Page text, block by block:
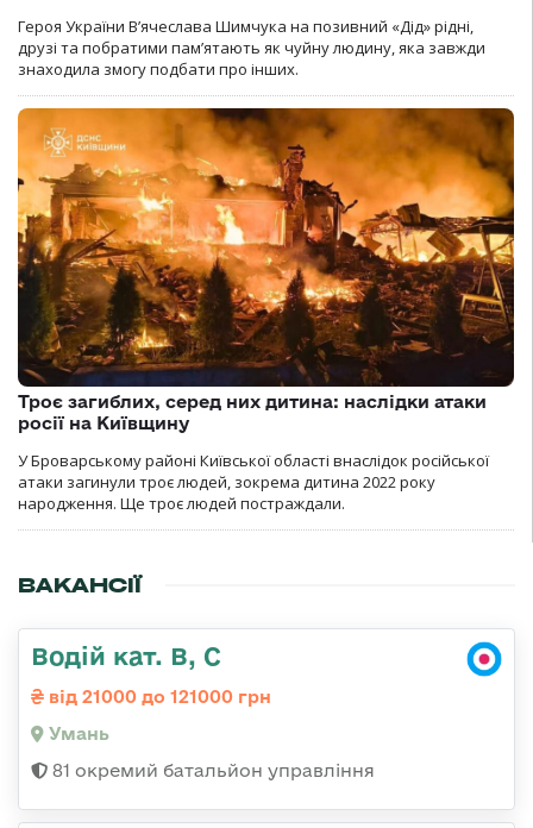
Героя України В’ячеслава Шимчука на позивний «Дід» рідні,
друзі та побратими пам’ятають як чуйну людину, яка завжди
знаходила змогу подбати про інших.
Троє загиблих, серед них дитина: наслідки атаки
росії на Київщину
У Броварському районі Київської області внаслідок російської
атаки загинули троє людей, зокрема дитина 2022 року
народження. Ще троє людей постраждали.
ВАКАНСІЇ
Водій кат. В, С
від 21000 до 121000 грн
Умань
81 окремий батальйон управління